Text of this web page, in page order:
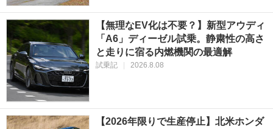
【無理なEV化は不要？】新型アウディ
「A6」ディーゼル試乗。静粛性の高さ
と走りに宿る内燃機関の最適解
試乗記 2026.8.08
【2026年限りで生産停止】北米ホンダ